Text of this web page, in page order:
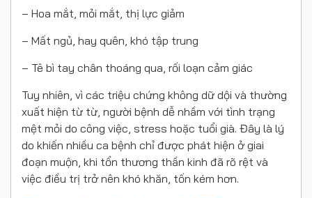
– Hoa mắt, mỏi mắt, thị lực giảm
– Mất ngủ, hay quên, khó tập trung
– Tê bì tay chân thoáng qua, rối loạn cảm giác
Tuy nhiên, vì các triệu chứng không dữ dội và thường
xuất hiện từ từ, người bệnh dễ nhầm với tình trạng
mệt mỏi do công việc, stress hoặc tuổi già. Đây là lý
do khiến nhiều ca bệnh chỉ được phát hiện ở giai
đoạn muộn, khi tổn thương thần kinh đã rõ rệt và
việc điều trị trở nên khó khăn, tốn kém hơn.